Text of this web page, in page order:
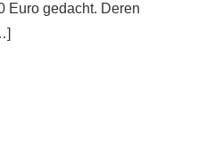
Euro gedacht. Deren